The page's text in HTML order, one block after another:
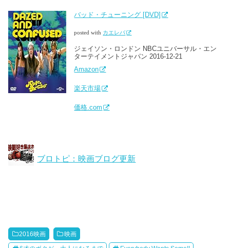
バッド・チューニング [DVD]
posted with カエレバ
ジェイソン・ロンドン NBCユニバーサル・エン
ターテイメントジャパン 2016-12-21
Amazon
楽天市場
価格.com
ブロトピ：映画ブログ更新
2016映画 映画